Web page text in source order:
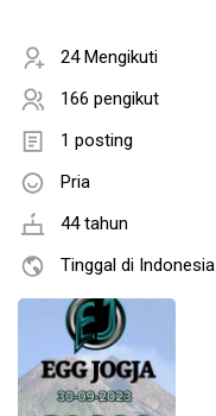
24 Mengikuti
166 pengikut
1 posting
Pria
44 tahun
Tinggal di Indonesia